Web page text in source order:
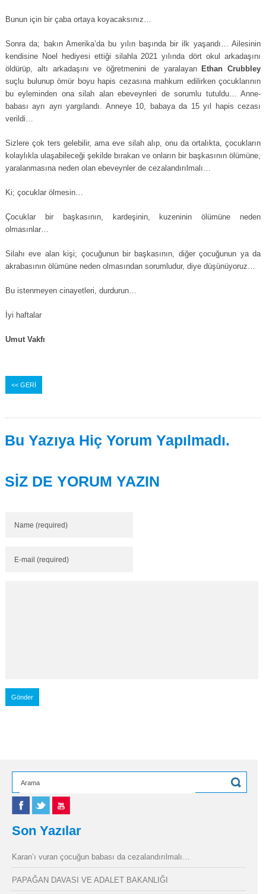
Bunun için bir çaba ortaya koyacaksınız…
Sonra da; bakın Amerika’da bu yılın başında bir ilk yaşandı… Ailesinin
kendisine Noel hediyesi ettiği silahla 2021 yılında dört okul arkadaşını
öldürüp, altı arkadaşını ve öğretmenini de yaralayan Ethan Crubbley
suçlu bulunup ömür boyu hapis cezasına mahkum edilirken çocuklarının
bu eyleminden ona silah alan ebeveynleri de sorumlu tutuldu… Anne-
babası ayrı ayrı yargılandı. Anneye 10, babaya da 15 yıl hapis cezası
verildi…
Sizlere çok ters gelebilir, ama eve silah alıp, onu da ortalıkta, çocukların
kolaylıkla ulaşabileceği şekilde bırakan ve onların bir başkasının ölümüne,
yaralanmasına neden olan ebeveynler de cezalandırılmalı…
Ki; çocuklar ölmesin…
Çocuklar bir başkasının, kardeşinin, kuzeninin ölümüne neden
olmasınlar…
Silahı eve alan kişi; çocuğunun bir başkasının, diğer çocuğunun ya da
akrabasının ölümüne neden olmasından sorumludur, diye düşünüyoruz…
Bu istenmeyen cinayetleri, durdurun…
İyi haftalar
Umut Vakfı
<< GERİ
Bu Yazıya Hiç Yorum Yapılmadı.
SİZ DE YORUM YAZIN
Son Yazılar
Karan’ı vuran çocuğun babası da cezalandırılmalı…
PAPAĞAN DAVASI VE ADALET BAKANLIĞI